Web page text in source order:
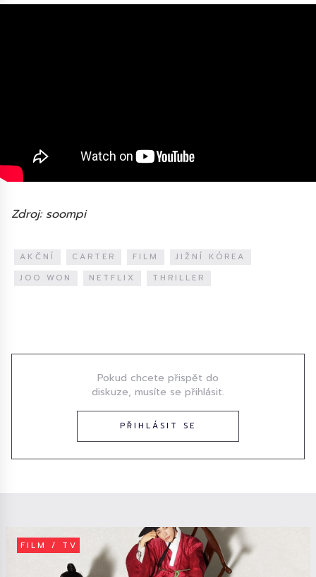
Zdroj: soompi
AKČNÍ CARTER FILM
JIŽNÍ KÓREA
JOO WON
NETFLIX THRILLER
Pokud chcete přispět do
diskuze, musíte se přihlásit.
PŘIHLÁSIT SE
FILM / TV